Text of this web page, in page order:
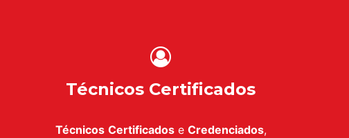
Técnicos Certificados
Técnicos Certificadose Credenciados,